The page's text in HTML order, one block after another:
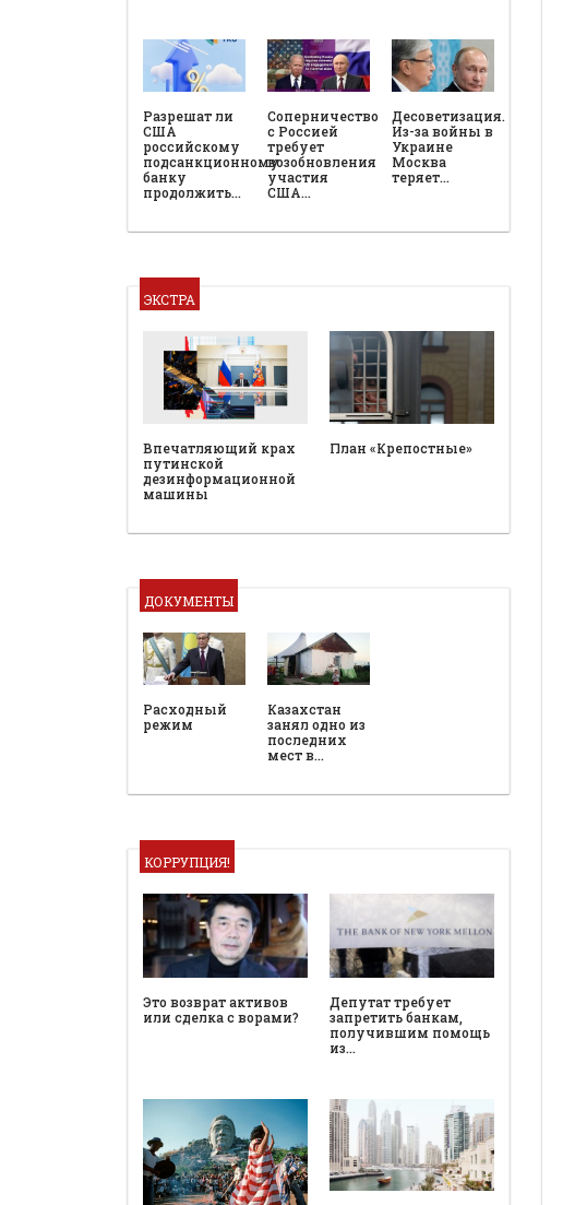
Разрешат ли
США
российскому
подсанкционному
банку
продолжить…
Соперничество
с Россией
требует
возобновления
участия
США…
Десоветизация.
Из-за войны в
Украине
Москва
теряет…
ЭКСТРА
Впечатляющий крах
путинской
дезинформационной
машины
План «Крепостные»
ДОКУМЕНТЫ
Расходный
режим
Казахстан
занял одно из
последних
мест в…
КОРРУПЦИЯ!
Это возврат активов
или сделка с ворами?
Депутат требует
запретить банкам,
получившим помощь
из…